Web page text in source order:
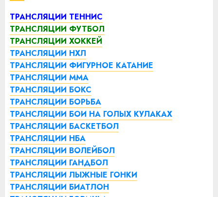
ТРАНСЛЯЦИИ ТЕННИС
ТРАНСЛЯЦИИ ФУТБОЛ
ТРАНСЛЯЦИИ ХОККЕЙ
ТРАНСЛЯЦИИ НХЛ
ТРАНСЛЯЦИИ ФИГУРНОЕ КАТАНИЕ
ТРАНСЛЯЦИИ ММА
ТРАНСЛЯЦИИ БОКС
ТРАНСЛЯЦИИ БОРЬБА
ТРАНСЛЯЦИИ БОИ НА ГОЛЫХ КУЛАКАХ
ТРАНСЛЯЦИИ БАСКЕТБОЛ
ТРАНСЛЯЦИИ НБА
ТРАНСЛЯЦИИ ВОЛЕЙБОЛ
ТРАНСЛЯЦИИ ГАНДБОЛ
ТРАНСЛЯЦИИ ЛЫЖНЫЕ ГОНКИ
ТРАНСЛЯЦИИ БИАТЛОН